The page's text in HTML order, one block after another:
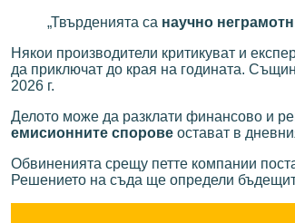
„Твърденията са научно
Някои производители критикуват и
да приключат до края на годината.
2026 г.
Делото може да разклати финансово и
емисионните спорове остават в
Обвиненията срещу петте компании
Решението на съда ще определи